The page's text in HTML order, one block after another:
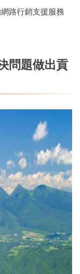
路行銷支援服務
問題做出貢